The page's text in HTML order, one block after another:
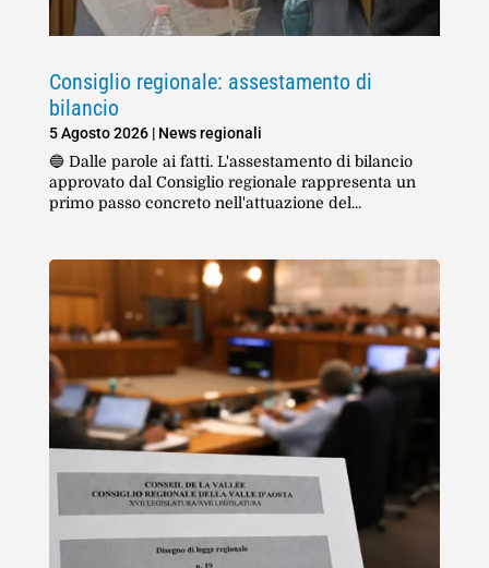
Consiglio regionale: assestamento di
bilancio
5 Agosto 2026| News regionali
🔵 Dalle parole ai fatti. L'assestamento di bilancio
approvato dal Consiglio regionale rappresenta un
primo passo concreto nell'attuazione del...